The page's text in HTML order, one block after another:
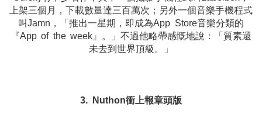
上架三個月，下載數量達三百萬次；另外一個音樂手機程式
叫Jamn，「推出一星期，即成為App Store音樂分類的
『App of the week』。」不過他略帶感慨地說：「質素還
未去到世界頂級。」
3. Nuthon衝上報章頭版